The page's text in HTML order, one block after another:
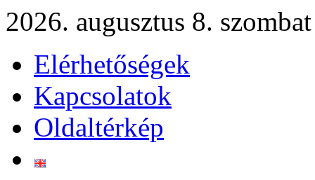
2026. augusztus 8. szombat
Elérhetőségek
Kapcsolatok
Oldaltérkép